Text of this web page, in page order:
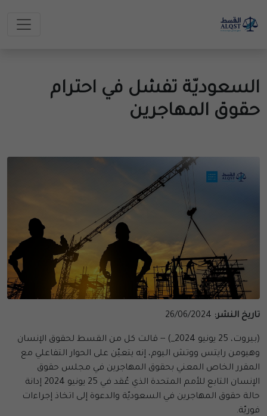
السعوديّة تفشل في احترام
حقوق المهاجرين
تاريخ النشر:
(بيروت، 25 يونيو 2024_) -- قالت كل من القسط لحقوق الإنسان
وهيومن رايتس ووتش اليوم، إنه يتعيّن على الحوار التفاعلي مع
المقرر الخاص المعني بحقوق المهاجرين في مجلس حقوق
الإنسان التابع للأمم المتحدة الذي عُقد في 25 يونيو 2024 إدانة
حالة حقوق المهاجرين في السعوديّة والدعوة إلى اتخاذ إجراءات
فوريّة.